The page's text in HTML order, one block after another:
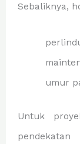
Sebaliknya,
umur
Untuk